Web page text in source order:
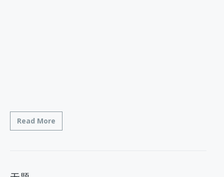
Read More